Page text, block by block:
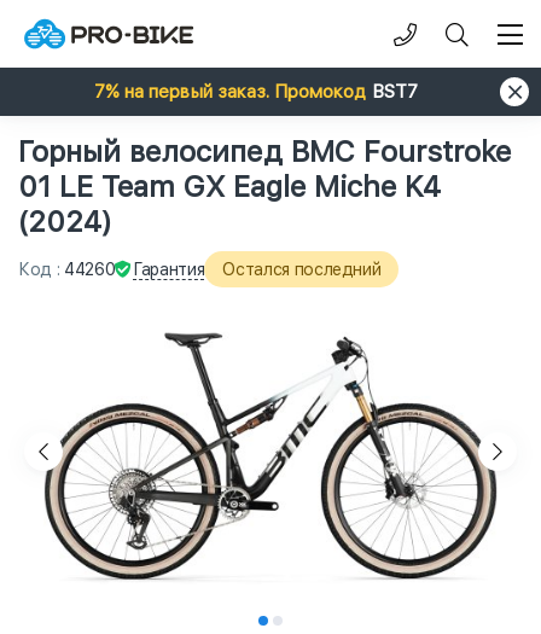
7% на первый заказ. Промокод BST7
Горный велосипед BMC Fourstroke
01 LE Team GX Eagle Miche K4
(2024)
Код : 44260 Гарантия Остался последний